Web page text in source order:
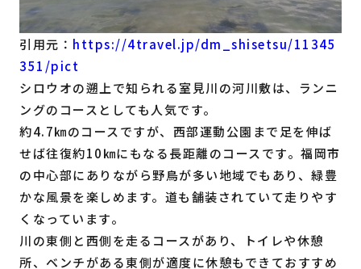
引用元： https://4travel.jp/dm_shisetsu/11345
351/pict
シロウオの遡上で知られる室見川の河川敷は、ランニ
ングのコースとしても人気です。
約4.7㎞のコースですが、西部運動公園まで足を伸ば
せば往復約10㎞にもなる長距離のコースです。福岡市
の中心部にありながら野鳥が多い地域でもあり、緑豊
かな風景を楽しめます。道も舗装されていて走りやす
くなっています。
川の東側と西側を走るコースがあり、トイレや休憩
所、ベンチがある東側が適度に休憩もできておすすめ